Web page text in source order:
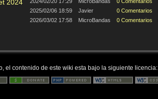
2024
2025/02/06 18:59 Javier 0 Comentarios
2026/03/02 17:58 MicroBandas 0 Comentarios
el contenido de este wiki esta bajo la siguiente licencia: